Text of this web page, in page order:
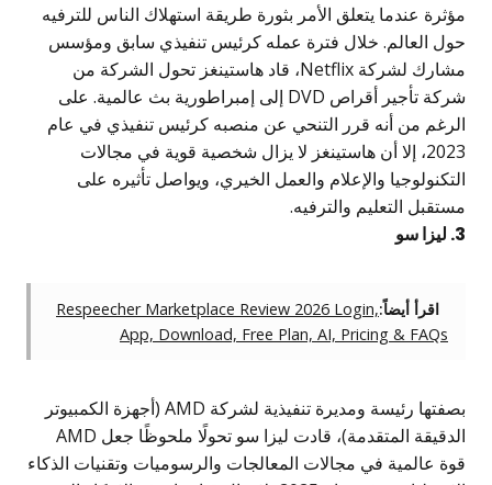
مؤثرة عندما يتعلق الأمر بثورة طريقة استهلاك الناس للترفيه
حول العالم. خلال فترة عمله كرئيس تنفيذي سابق ومؤسس
مشارك لشركة Netflix، قاد هاستينغز تحول الشركة من
شركة تأجير أقراص DVD إلى إمبراطورية بث عالمية. على
الرغم من أنه قرر التنحي عن منصبه كرئيس تنفيذي في عام
2023، إلا أن هاستينغز لا يزال شخصية قوية في مجالات
التكنولوجيا والإعلام والعمل الخيري، ويواصل تأثيره على
مستقبل التعليم والترفيه.
اقرأ أيضاً:Respeecher Marketplace Review 2026 Login,
App, Download, Free Plan, AI, Pricing & FAQs
بصفتها رئيسة ومديرة تنفيذية لشركة AMD (أجهزة الكمبيوتر
الدقيقة المتقدمة)، قادت ليزا سو تحولًا ملحوظًا جعل AMD
قوة عالمية في مجالات المعالجات والرسوميات وتقنيات الذكاء